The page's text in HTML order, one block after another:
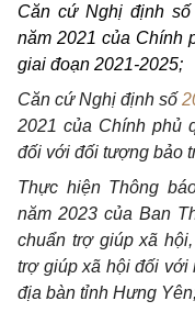
Căn cứ Nghị định
năm 2021 của Chính
giai đoạn 2021-2025;
Căn cứ Nghị định số
2021 của Chính phủ
đối với đối tượng bảo
Thực hiện Thông
năm 2023 của Ban
chuẩn trợ giúp xã
trợ giúp xã hội đối với
địa bàn tỉnh Hưng